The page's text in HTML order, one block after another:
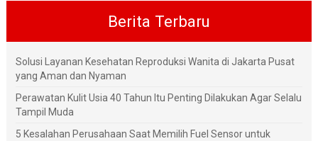
Berita Terbaru
Solusi Layanan Kesehatan Reproduksi Wanita di Jakarta Pusat
yang Aman dan Nyaman
Perawatan Kulit Usia 40 Tahun Itu Penting Dilakukan Agar Selalu
Tampil Muda
5 Kesalahan Perusahaan Saat Memilih Fuel Sensor untuk